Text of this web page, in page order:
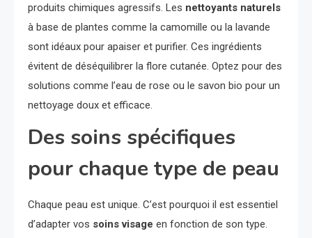
produits chimiques agressifs. Les nettoyants naturels
à base de plantes comme la camomille ou la lavande
sont idéaux pour apaiser et purifier. Ces ingrédients
évitent de déséquilibrer la flore cutanée. Optez pour des
solutions comme l’eau de rose ou le savon bio pour un
nettoyage doux et efficace.
Des soins spécifiques
pour chaque type de peau
Chaque peau est unique. C’est pourquoi il est essentiel
d’adapter vos soins visage en fonction de son type.